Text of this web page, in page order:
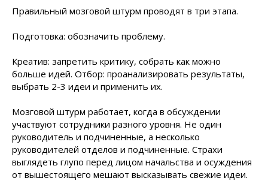
Правильный мозговой штурм проводят в три этапа.
Подготовка: обозначить проблему.
Креатив: запретить критику, собрать как можно
больше идей. Отбор: проанализировать результаты,
выбрать 2-3 идеи и применить их.
Мозговой штурм работает, когда в обсуждении
участвуют сотрудники разного уровня. Не один
руководитель и подчиненные, а несколько
руководителей отделов и подчиненные. Страхи
выглядеть глупо перед лицом начальства и осуждения
от вышестоящего мешают высказывать свежие идеи.